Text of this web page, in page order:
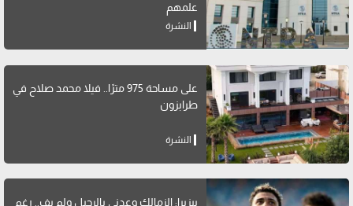
علمهم
النشرة
على مساحة 975 مترًا.. فيلا محمد صلاح في
طرابزون
النشرة
بيزيرا: الزمالك وعدني بالرحيل ولم يفِ.. رغم